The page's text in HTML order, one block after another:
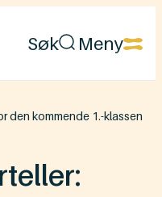
Søk Meny
den kommende 1.-klassen